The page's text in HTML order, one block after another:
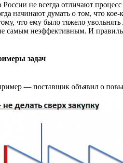
не всегда отличают
начинают думать о том, что кое-
что ему было тяжело
самым неэффективным. И
задач
— поставщик объявил о